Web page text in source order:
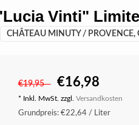
Vinti"
CHÂTEAU MINUTY / PROVENCE,
€19,95 €16,98
* Inkl. MwSt. zzgl. Versandkosten
Grundpreis: €22,64 / Liter